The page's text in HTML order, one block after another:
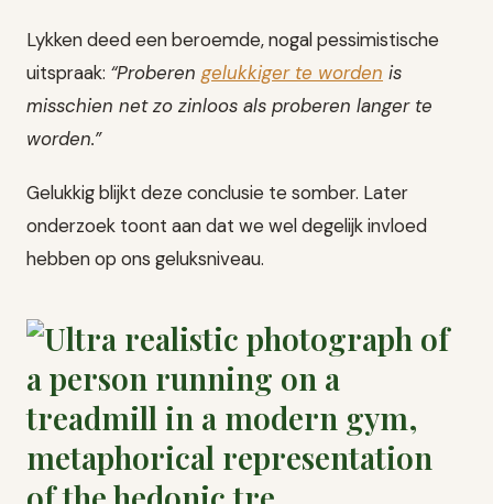
Lykken deed een beroemde, nogal pessimistische
uitspraak: “Proberen gelukkiger te worden is
misschien net zo zinloos als proberen langer te
worden.”
Gelukkig blijkt deze conclusie te somber. Later
onderzoek toont aan dat we wel degelijk invloed
hebben op ons geluksniveau.